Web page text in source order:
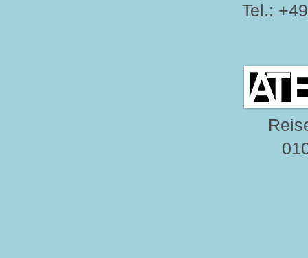
Tel.: